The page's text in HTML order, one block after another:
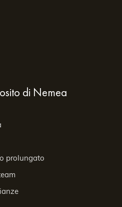
di Nemea
prolungato